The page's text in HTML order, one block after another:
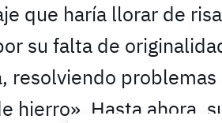
que haría llorar de
su falta de
resolviendo
hierro». Hasta ahora,